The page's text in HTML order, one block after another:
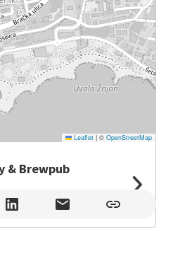
Leaflet |© OpenStreetMap
& Brewpub
, Split